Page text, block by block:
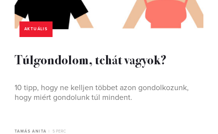
AKTUÁLIS
Túlgondolom, tehát vagyok?
10 tipp, hogy ne kelljen többet azon gondolkozunk,
hogy miért gondolunk túl mindent.
TAMÁS ANITA 5 PERC